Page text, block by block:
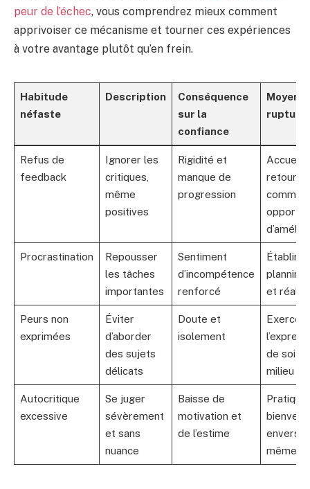
peur de l’échec, vous comprendrez mieux comment
apprivoiser ce mécanisme et tourner ces expériences
à votre avantage plutôt qu’en frein.
Habitude
néfaste
Description
Conséquence
sur la
confiance
Moyen
rupture
Refus de
feedback
Ignorer les
critiques,
même
positives
Rigidité et
manque de
progression
retours
comme
Procrastination
Repousser
les tâches
importantes
Sentiment
d’incompétence
renforcé
Établir
planning
et
Peurs non
exprimées
Éviter
d’aborder
des sujets
délicats
Doute et
isolement
Exercer
de soi en
milieu
Autocritique
excessive
Se juger
sévèrement
et sans
nuance
Baisse de
motivation et
de l’estime
envers
même